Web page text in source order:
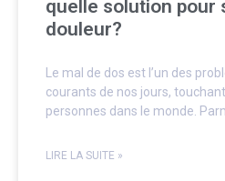
quelle solution pour
douleur?
Le mal de dos est l’un des
courants de nos jours,
personnes dans le monde.
LIRE LA SUITE »